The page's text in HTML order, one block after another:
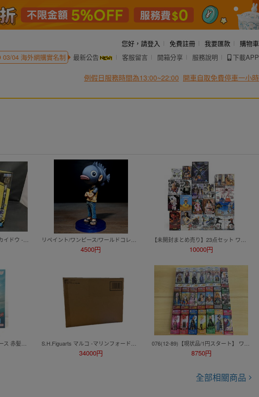
您好， 請登入 免費註冊 我要匯款
購物車
03/04海外網購實名制 最新公告 客服留言 開箱分享 服務說明 下載APP
例假日服務時間為13:00~22:00 開車自取免費停車一小時
4500円 10000円
34000円 8750円
全部相關商品